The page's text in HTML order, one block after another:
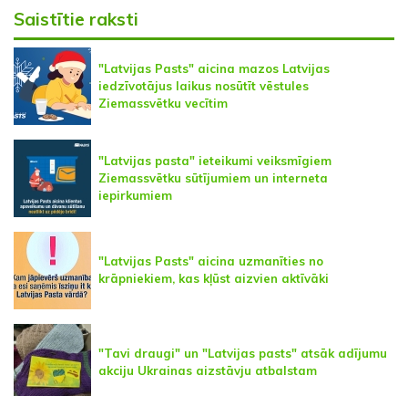
Saistītie raksti
"Latvijas Pasts" aicina mazos Latvijas
iedzīvotājus laikus nosūtīt vēstules
Ziemassvētku vecītim
"Latvijas pasta" ieteikumi veiksmīgiem
Ziemassvētku sūtījumiem un interneta
iepirkumiem
"Latvijas Pasts" aicina uzmanīties no
krāpniekiem, kas kļūst aizvien aktīvāki
"Tavi draugi" un "Latvijas pasts" atsāk adījumu
akciju Ukrainas aizstāvju atbalstam